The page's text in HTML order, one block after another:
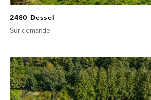
2480 Dessel
Sur demande